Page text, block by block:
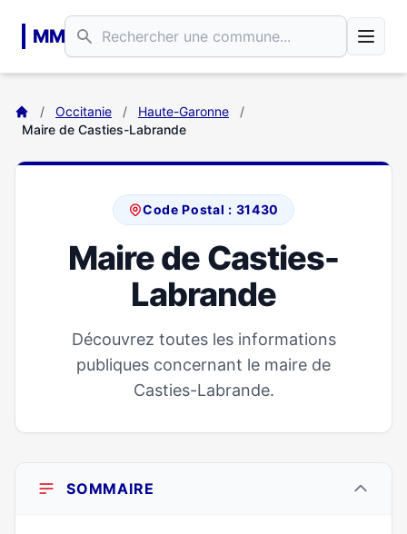
MM
/ Occitanie / Haute-Garonne
/
Maire de Casties-Labrande
Code Postal : 31430
Maire de Casties-
Labrande
Découvrez toutes les informations
publiques concernant le maire de
Casties-Labrande.
SOMMAIRE